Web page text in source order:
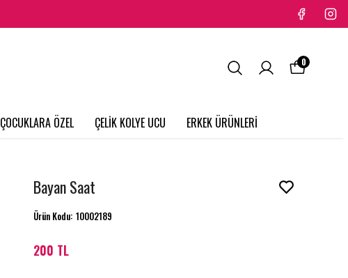
ÇOCUKLARA ÖZEL ÇELİK KOLYE UCU ERKEK ÜRÜNLERİ
0
Bayan Saat
Ürün Kodu: 10002189
200 TL